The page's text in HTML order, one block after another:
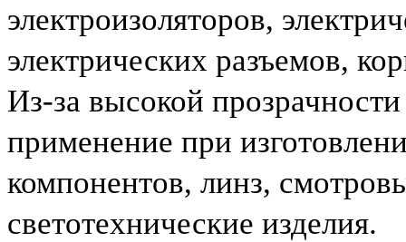
электроизоляторов,
электрических разъемов,
Из-за высокой
применение при
компонентов, линз,
светотехнические изделия.